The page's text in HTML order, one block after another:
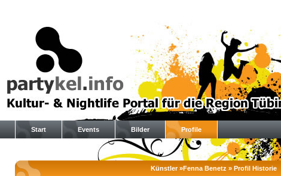
Start Events Bilder Profile
Künstler »Fenna Benetz » Profil Historie